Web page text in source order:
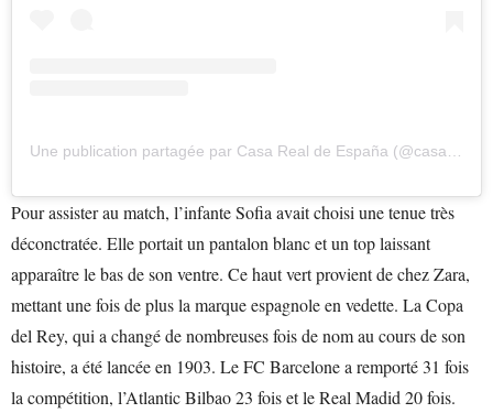
Une publication partagée par Casa Real de España (@casarealdeespana)
Pour assister au match, l’infante Sofia avait choisi une tenue très
déconctratée. Elle portait un pantalon blanc et un top laissant
apparaître le bas de son ventre. Ce haut vert provient de chez Zara,
mettant une fois de plus la marque espagnole en vedette. La Copa
del Rey, qui a changé de nombreuses fois de nom au cours de son
histoire, a été lancée en 1903. Le FC Barcelone a remporté 31 fois
la compétition, l’Atlantic Bilbao 23 fois et le Real Madid 20 fois.